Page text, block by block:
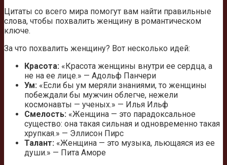
Цитаты со всего мира помогут вам найти правильные
слова, чтобы похвалить женщину в романтическом
ключе.
За что похвалить женщину? Вот несколько идей:
Красота: «Красота женщины внутри ее сердца, а
не на ее лице.» — Адольф Панчери
Ум: «Если бы ум меряли знаниями, то женщины
побеждали бы мужчин облегче, нежели
космонавты — ученых.» — Илья Ильф
Смелость: «Женщина — это парадоксальное
существо: она такая сильная и одновременно такая
хрупкая.» — Эллисон Пирс
Талант: «Женщина — это музыка, льющаяся из ее
души.» — Пита Аморе